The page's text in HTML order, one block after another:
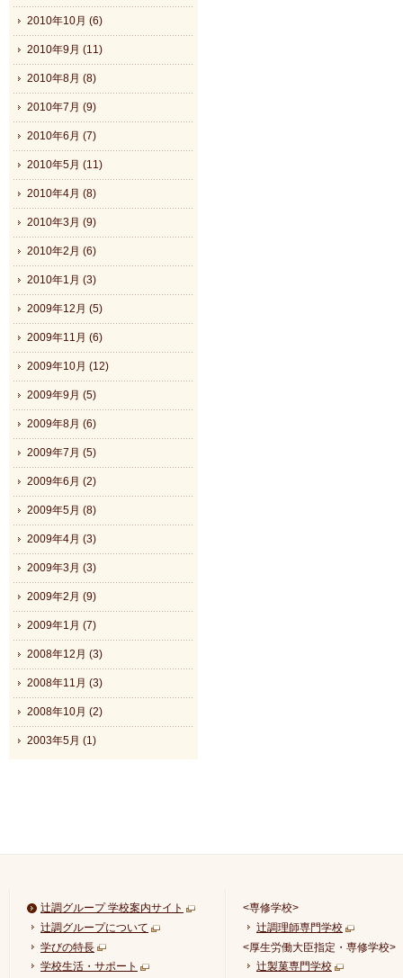
2010年10月 (6)
2010年9月 (11)
2010年8月 (8)
2010年7月 (9)
2010年6月 (7)
2010年5月 (11)
2010年4月 (8)
2010年3月 (9)
2010年2月 (6)
2010年1月 (3)
2009年12月 (5)
2009年11月 (6)
2009年10月 (12)
2009年9月 (5)
2009年8月 (6)
2009年7月 (5)
2009年6月 (2)
2009年5月 (8)
2009年4月 (3)
2009年3月 (3)
2009年2月 (9)
2009年1月 (7)
2008年12月 (3)
2008年11月 (3)
2008年10月 (2)
2003年5月 (1)
辻調グループ 学校案内サイト
辻調グループについて
学びの特長
学校生活・サポート
<専修学校>
辻調理師専門学校
<厚生労働大臣指定・専修学校>
辻製菓専門学校